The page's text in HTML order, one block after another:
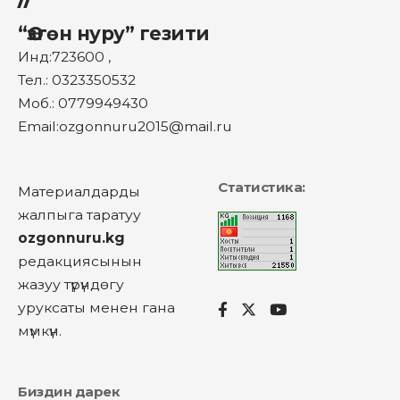
“Өзгөн нуру” гезити
Инд:723600 ,
Тел.: 0323350532
Моб.: 0779949430
Email:ozgonnuru2015@mail.ru
Материалдарды
жалпыга таратуу
ozgonnuru.kg
редакциясынын
жазуу түрүндөгу
уруксаты менен гана
мүмкүн.
Статистика:
Биздин дарек